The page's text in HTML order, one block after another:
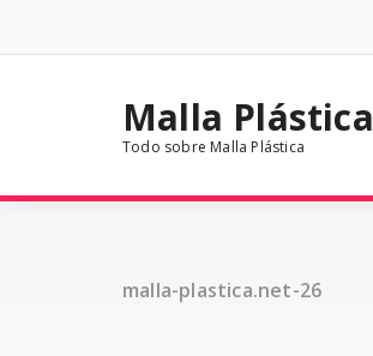
contenido
Malla Plástica
Todo sobre Malla Plástica
malla-plastica.net-26